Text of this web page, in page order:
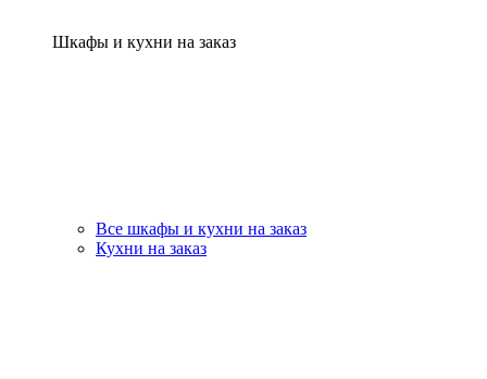
Шкафы и кухни на заказ
Все шкафы и кухни на заказ
Кухни на заказ